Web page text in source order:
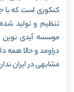
کنکوری است که با
تنظیم و تولید
موسسه آیدی نوین
دراومد و حالا همه
مشابهی در ایران